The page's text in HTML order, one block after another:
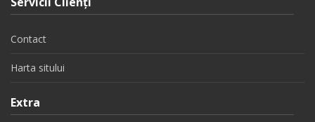
Contact
Harta sitului
Extra